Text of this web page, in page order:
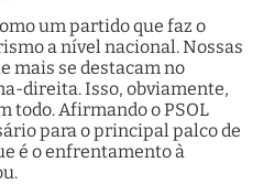
um partido que faz o
a nível nacional. Nossas
mais se destacam no
direita. Isso, obviamente,
todo. Afirmando o PSOL
para o principal palco de
é o enfrentamento à